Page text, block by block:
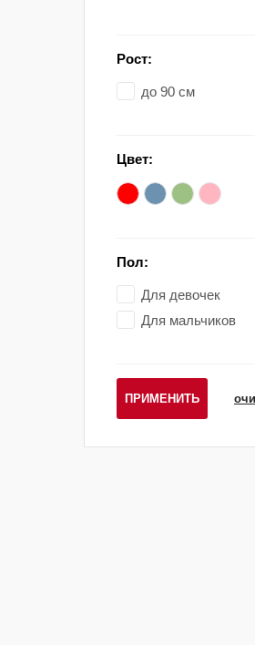
Рост:
до 90 см
Цвет:
Пол:
Для девочек
Для мальчиков
ПРИМЕНИТЬ